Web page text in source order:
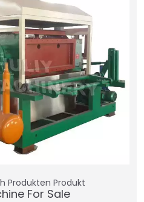
Produkten Produkt
For Sale